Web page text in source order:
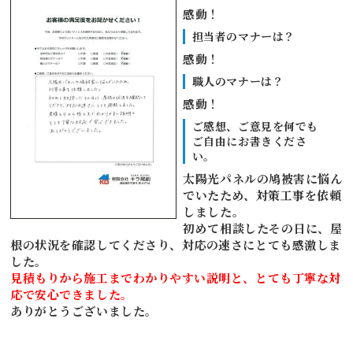
感動！
担当者のマナーは？
感動！
職人のマナーは？
感動！
ご感想、ご意見を何でも
ご自由にお書きくださ
い。
太陽光パネルの鳩被害に悩ん
でいたため、対策工事を依頼
しました。
初めて相談したその日に、屋
根の状況を確認してくださり、対応の速さにとても感激しま
した。
見積もりから施工までわかりやすい説明と、とても丁寧な対
応で安心できました。
ありがとうございました。